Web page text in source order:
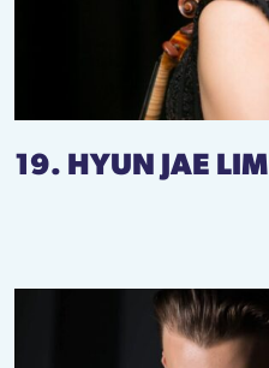
19. HYUN JAE LIM